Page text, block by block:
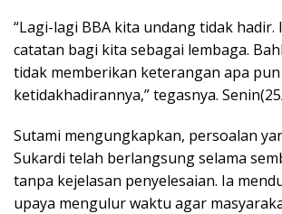
“Lagi-lagi BBA kita undang tidak hadir.
catatan bagi kita sebagai lembaga.
tidak memberikan keterangan apa
ketidakhadirannya,” tegasnya.
Sutami mengungkapkan, persoalan
Sukardi telah berlangsung selama
tanpa kejelasan penyelesaian. Ia
upaya mengulur waktu agar